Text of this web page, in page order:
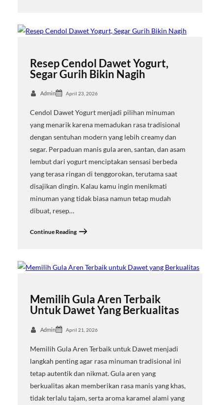
Resep Cendol Dawet Yogurt,
Segar Gurih Bikin Nagih
Admin April 23, 2026
Cendol Dawet Yogurt menjadi pilihan minuman
yang menarik karena memadukan rasa tradisional
dengan sentuhan modern yang lebih creamy dan
segar. Perpaduan manis gula aren, santan, dan asam
lembut dari yogurt menciptakan sensasi berbeda
yang terasa ringan di tenggorokan, terutama saat
disajikan dingin. Kalau kamu ingin menikmati
minuman yang tidak biasa namun tetap mudah
dibuat, resep…
Continue Reading
Memilih Gula Aren Terbaik
Untuk Dawet Yang Berkualitas
Admin April 21, 2026
Memilih Gula Aren Terbaik untuk Dawet menjadi
langkah penting agar rasa minuman tradisional ini
tetap autentik dan nikmat. Gula aren yang
berkualitas akan memberikan rasa manis yang khas,
tidak terlalu tajam, serta aroma karamel alami yang